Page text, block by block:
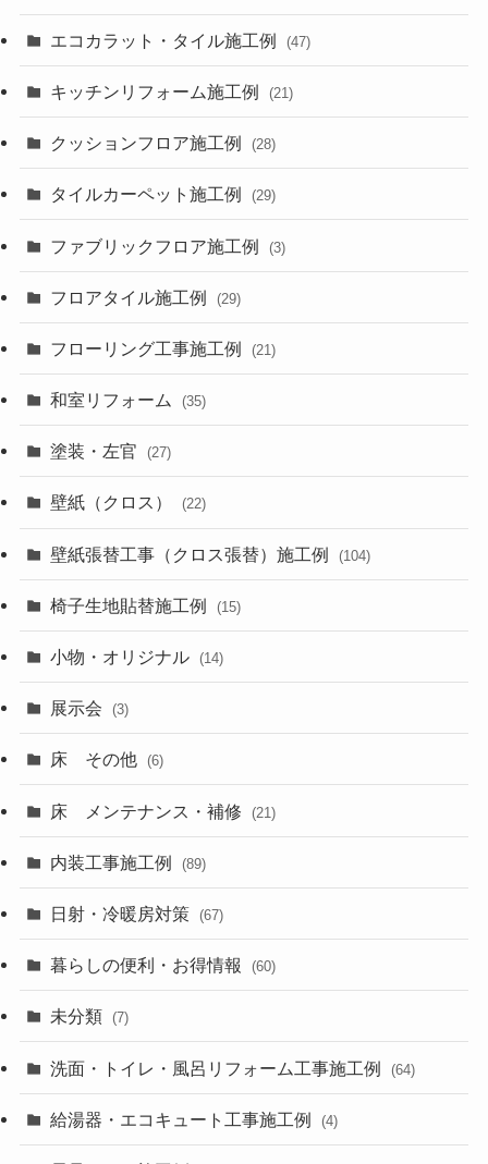
エコカラット・タイル施工例 (47)
キッチンリフォーム施工例 (21)
クッションフロア施工例 (28)
タイルカーペット施工例 (29)
ファブリックフロア施工例 (3)
フロアタイル施工例 (29)
フローリング工事施工例 (21)
和室リフォーム (35)
塗装・左官 (27)
壁紙（クロス） (22)
壁紙張替工事（クロス張替）施工例 (104)
椅子生地貼替施工例 (15)
小物・オリジナル (14)
展示会 (3)
床 その他 (6)
床 メンテナンス・補修 (21)
内装工事施工例 (89)
日射・冷暖房対策 (67)
暮らしの便利・お得情報 (60)
未分類 (7)
洗面・トイレ・風呂リフォーム工事施工例 (64)
給湯器・エコキュート工事施工例 (4)